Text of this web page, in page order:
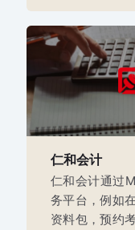
仁和会计
仁和会计通过
务平台，例如
资料包，预约